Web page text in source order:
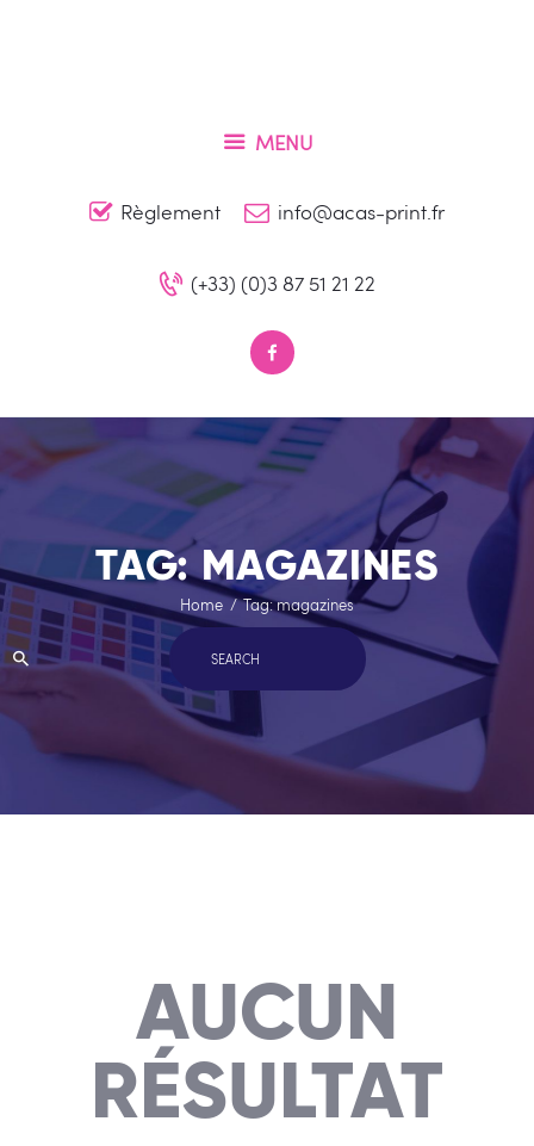
MENU
Règlement info@acas-print.fr
(+33) (0)3 87 51 21 22
TAG: MAGAZINES
Home Tag: magazines
Conception et impression de vos supports de communication à Metz
AUCUN
RÉSULTAT